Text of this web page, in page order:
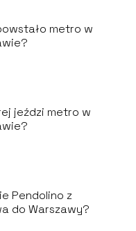
metro w
jeździ metro w
Pendolino z
do Warszawy?